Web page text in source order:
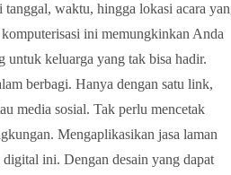
waktu, hingga lokasi acara
ini memungkinkan Anda
untuk keluarga yang tak bisa hadir.
berbagi. Hanya dengan satu link,
media sosial. Tak perlu mencetak
Mengaplikasikan jasa laman
ini. Dengan desain yang dapat